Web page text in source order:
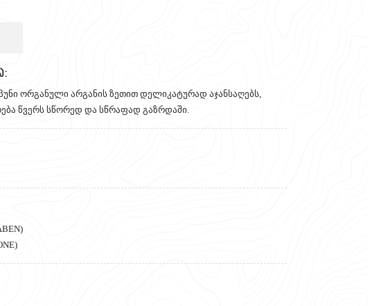
ორგანული არგანის ზეთით დელიკატურად აჯანსაღებს,
წვერს სწორედ და სწრაფად გაზრდაში.